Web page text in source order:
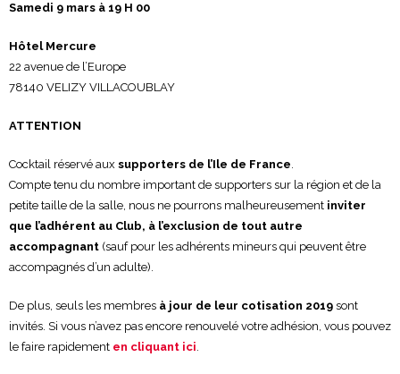
Samedi 9 mars à 19 H 00
Hôtel Mercure
22 avenue de l’Europe
78140 VELIZY VILLACOUBLAY
ATTENTION
Cocktail réservé aux supporters de l’Ile de France.
Compte tenu du nombre important de supporters sur la région et de la
petite taille de la salle, nous ne pourrons malheureusement inviter
que l’adhérent au Club, à l’exclusion de tout autre
accompagnant (sauf pour les adhérents mineurs qui peuvent être
accompagnés d’un adulte).
De plus, seuls les membres à jour de leur cotisation 2019 sont
invités. Si vous n’avez pas encore renouvelé votre adhésion, vous pouvez
le faire rapidement en cliquant ici.